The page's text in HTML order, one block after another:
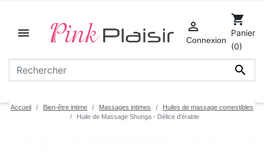



Connexion
shopping_cart
Panier
(0)
Accueil Bien-être intime Massages intimes
Huiles de massage comestibles
Huile de Massage Shunga - Délice d'érable